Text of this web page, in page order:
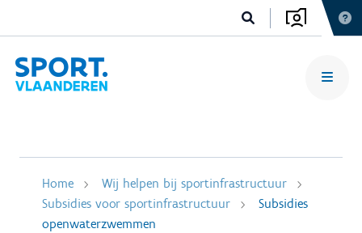
Home
Wij helpen bij sportinfrastructuur
Subsidies voor sportinfrastructuur
Subsidies
openwaterzwemmen